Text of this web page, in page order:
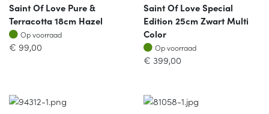
Saint Of Love Pure &
Terracotta 18cm Hazel
Op voorraad
Op voorraad
€ 99,00
Saint Of Love Special
Edition 25cm Zwart Multi
Color
Op voorraad
Op voorraad
€ 399,00